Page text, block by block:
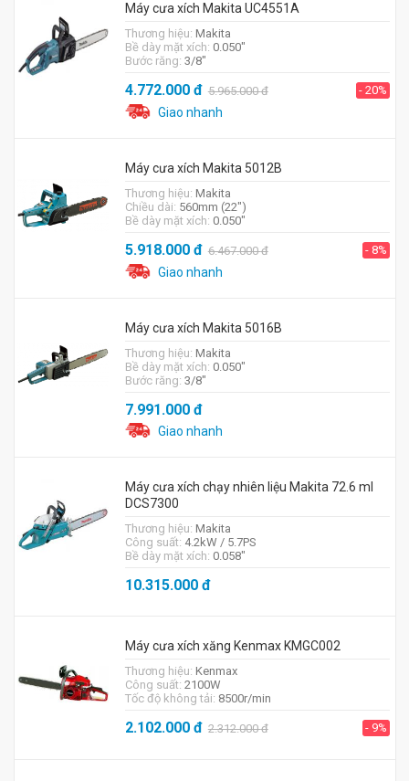
Máy cưa xích Makita UC4551A
Thương hiệu: Makita
Bề dày mặt xích: 0.050"
Bước răng: 3/8"
4.772.000đ 5.965.000đ - 20%
Giao nhanh
Máy cưa xích Makita 5012B
Thương hiệu: Makita
Chiều dài: 560mm (22")
Bề dày mặt xích: 0.050"
5.918.000đ 6.467.000đ - 8%
Giao nhanh
Máy cưa xích Makita 5016B
Thương hiệu: Makita
Bề dày mặt xích: 0.050"
Bước răng: 3/8"
7.991.000đ
Giao nhanh
Máy cưa xích chạy nhiên liệu Makita 72.6 ml
DCS7300
Thương hiệu: Makita
Công suất: 4.2kW / 5.7PS
Bề dày mặt xích: 0.058"
10.315.000đ
Máy cưa xích xăng Kenmax KMGC002
Thương hiệu: Kenmax
Công suất: 2100W
Tốc độ không tải: 8500r/min
2.102.000đ 2.312.000đ - 9%